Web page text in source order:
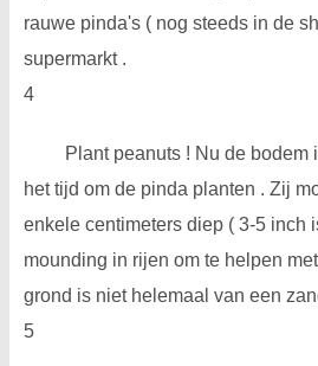
rauwe pinda's ( nog steeds in de
supermarkt .
4
Plant peanuts ! Nu de bodem
het tijd om de pinda planten . Zij
enkele centimeters diep ( 3-5 inch
mounding in rijen om te helpen
grond is niet helemaal van een
5